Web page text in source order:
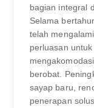
bagian integral
Selama
telah
perluasan
berobat.
sayap baru,
penerapan